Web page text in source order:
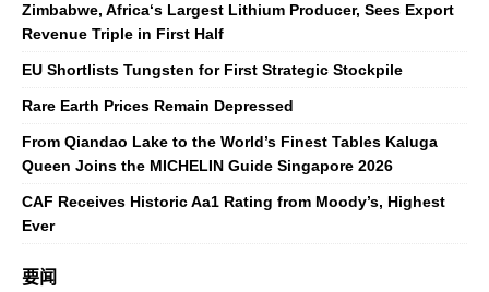
Zimbabwe, Africa‘s Largest Lithium Producer, Sees Export
Revenue Triple in First Half
EU Shortlists Tungsten for First Strategic Stockpile
Rare Earth Prices Remain Depressed
From Qiandao Lake to the World’s Finest Tables Kaluga
Queen Joins the MICHELIN Guide Singapore 2026
CAF Receives Historic Aa1 Rating from Moody’s, Highest
Ever
要闻